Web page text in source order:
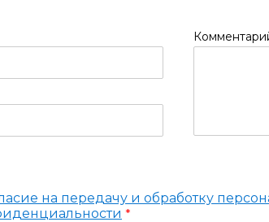
на передачу и обработку
*